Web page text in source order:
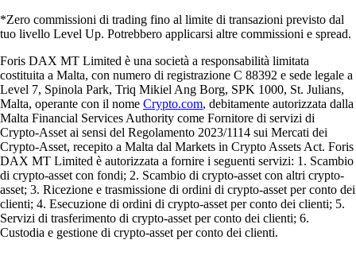
*Zero commissioni di trading fino al limite di transazioni previsto dal
tuo livello Level Up. Potrebbero applicarsi altre commissioni e spread.
Foris DAX MT Limited è una società a responsabilità limitata
costituita a Malta, con numero di registrazione C 88392 e sede legale a
Level 7, Spinola Park, Triq Mikiel Ang Borg, SPK 1000, St. Julians,
Malta, operante con il nome Crypto.com, debitamente autorizzata dalla
Malta Financial Services Authority come Fornitore di servizi di
Crypto-Asset ai sensi del Regolamento 2023/1114 sui Mercati dei
Crypto-Asset, recepito a Malta dal Markets in Crypto Assets Act. Foris
DAX MT Limited è autorizzata a fornire i seguenti servizi: 1. Scambio
di crypto-asset con fondi; 2. Scambio di crypto-asset con altri crypto-
asset; 3. Ricezione e trasmissione di ordini di crypto-asset per conto dei
clienti; 4. Esecuzione di ordini di crypto-asset per conto dei clienti; 5.
Servizi di trasferimento di crypto-asset per conto dei clienti; 6.
Custodia e gestione di crypto-asset per conto dei clienti.